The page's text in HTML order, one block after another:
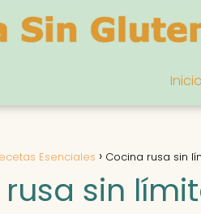
Inicio
Esenciales Cocina rusa sin
sin